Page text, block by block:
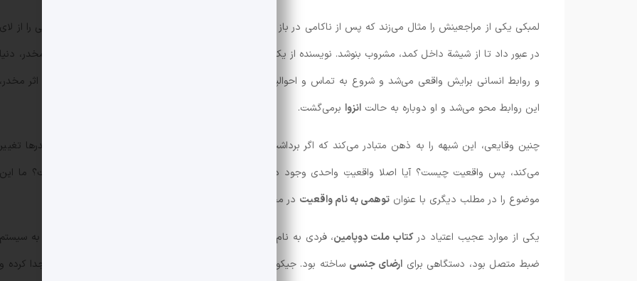
لمبکی یکی از مراجعینش را مثال می‌زند که پس از ناکامی در باز کردن درِ کمدی که همسرش آن را قفل کرده بود، نیِ باریکی را از لای
در عبور داد تا از شیشة داخل کمد، مشروب بنوشد. نویسنده از یک دانشجوی معتاد به حشیش می‌گوید که بعد از مصرف مخدر، دنیا
و روابط انسانی برایش واقعی می‌شد و شروع به تماس و احوالپرسی با دوستان و نزدیکانش می‌کرد و به محض کاهش اثر مخدر،
این روابط محو می‌شد و او دوباره به حالت انزوا برمی‌گشت.
چنین وقایعی، این شبهه را به ذهن متبادر می‌کند که اگر برداشت ما از
به واسطة مصرف برخی مواد مانند مخدرها تغییر
می‌کند، پس واقعیت چیست؟ آیا اصلا واقعیتِ واحدی وجود دارد یا هر انسان در واقعیت مجزایی در حال زندگی است؟ ما این
موضوع را در مطلب دیگری با عنوان توهمی به نام واقعیت در مجله کتابچی بررسی کرده‌ایم.
یکی از موارد عجیب اعتیاد درکتاب ملت دوپامین، فردی به نام جیکوب است که به کمک یک تکه پارچه و یک میله که به سیستم
ضبط متصل بود، دستگاهی برای ارضای جنسی ساخته بود. جیکوب برای ترک این عمل، بارها اجزای این دستگاه را از هم جدا کرده و